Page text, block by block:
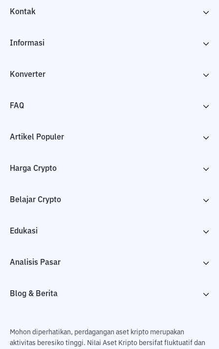
Kontak
Informasi
Konverter
FAQ
Artikel Populer
Harga Crypto
Belajar Crypto
Edukasi
Analisis Pasar
Blog & Berita
Mohon diperhatikan, perdagangan aset kripto merupakan
aktivitas beresiko tinggi. Nilai Aset Kripto bersifat fluktuatif dan